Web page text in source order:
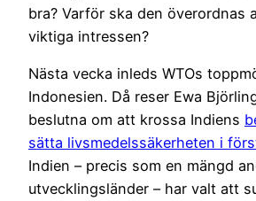
bra? Varför ska den överordnas
viktiga intressen?
Nästa vecka inleds WTOs
Indonesien. Då reser Ewa
beslutna om att krossa Indiens
sätta livsmedelssäkerheten i
Indien – precis som en mängd
utvecklingsländer – har valt att